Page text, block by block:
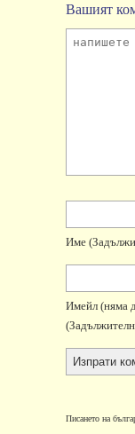
Вашият
Име
Имейл (няма
Писането на